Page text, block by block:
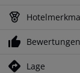
Bewertungen
Lage